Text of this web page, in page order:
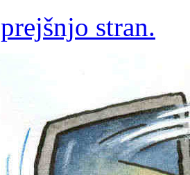
prejšnjo stran.